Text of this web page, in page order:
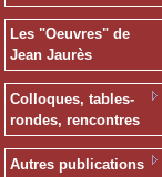
Les "Oeuvres" de
Jean Jaurès
Colloques, tables-
rondes, rencontres
Autres publications